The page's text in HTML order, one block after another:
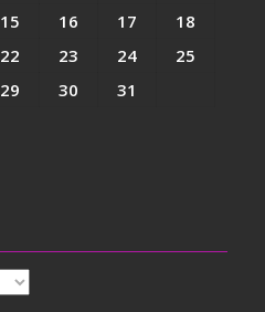
15 16 17
18
22 23 24
25
29 30 31